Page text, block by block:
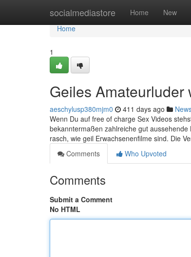
socialmediastore Home New
Home
Home
1
Geiles
aeschylusp380mjm0 411 days ago
Wenn Du auf free of charge Sex Videos
bekanntermaßen zahlreiche gut
rasch, wie geil Erwachsenenfilme sind. Die
Comments
Who Upvoted
Comments
Submit a Comment
No HTML